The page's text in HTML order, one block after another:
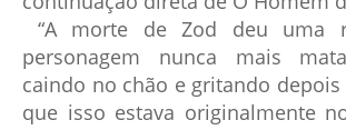
“A morte de Zod deu uma
personagem nunca mais
caindo no chão e gritando depois
que isso estava originalmente